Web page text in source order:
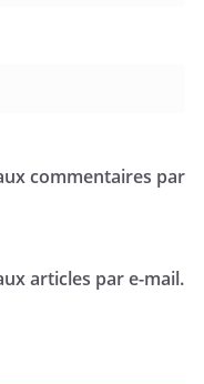
commentaires par
articles par e-mail.